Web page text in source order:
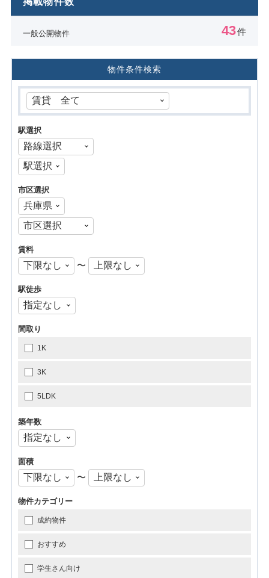
一般公開物件 43件
物件条件検索
駅選択
市区選択
賃料
〜
駅徒歩
間取り
1K
3K
5LDK
築年数
面積
〜
物件カテゴリー
成約物件
おすすめ
学生さん向け